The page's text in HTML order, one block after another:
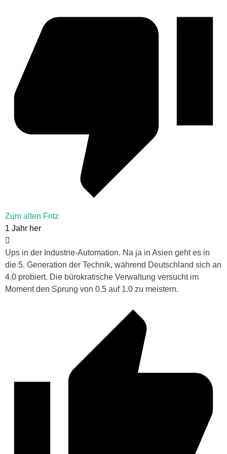
Zum alten Fritz
1 Jahr her
Ups in der Industrie-Automation. Na ja in Asien geht es in
die 5. Generation der Technik, während Deutschland sich an
4.0 probiert. Die bürokratische Verwaltung versucht im
Moment den Sprung von 0.5 auf 1.0 zu meistern.